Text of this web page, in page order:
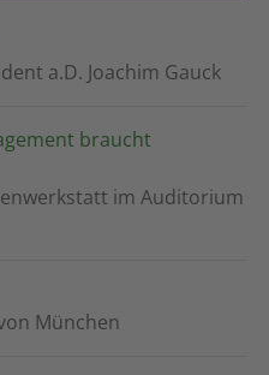
a.D. Joachim Gauck
braucht
im Auditorium
München